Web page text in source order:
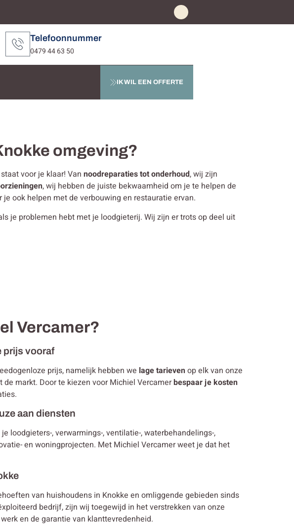
Telefoonnummer
0479 44 63 50
IK WIL EEN OFFERTE
omgeving?
staat voor je klaar! Van noodreparaties tot onderhoud, wij zijn
, wij hebben de juiste bekwaamheid om je te helpen de
ook helpen met de verbouwing en restauratie ervan.
je problemen hebt met je loodgieterij. Wij zijn er trots op deel uit
Vercamer?
prijs vooraf
prijs, namelijk hebben we lage tarievenop elk van onze
markt. Door te kiezen voor Michiel Vercamerbespaar je kosten
aan diensten
loodgieters-, verwarmings-, ventilatie-, waterbehandelings-,
en woningprojecten. Met Michiel Vercamer weet je dat het
van huishoudens in Knokke en omliggende gebieden sinds
bedrijf, zijn wij toegewijd in het verstrekken van onze
en de garantie van klanttevredenheid.